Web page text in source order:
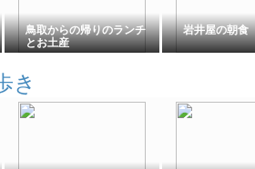
鳥取からの帰りのランチ
とお土産
岩井屋の朝食
き